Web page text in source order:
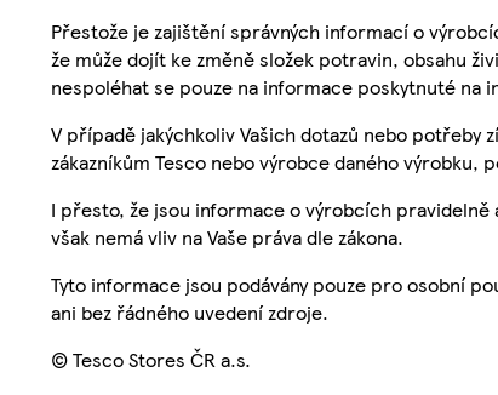
Přestože je zajištění správných informací o
že může dojít ke změně složek potravin, obsahu
nespoléhat se pouze na informace poskytnuté na
V případě jakýchkoliv Vašich dotazů nebo potřeby
zákazníkům Tesco nebo výrobce daného výrobku,
I přesto, že jsou informace o výrobcích
však nemá vliv na Vaše práva dle zákona.
Tyto informace jsou podávány pouze pro osobní
ani bez řádného uvedení zdroje.
© Tesco Stores ČR a.s.